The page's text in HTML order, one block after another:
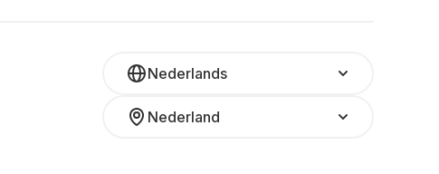
Nederlands
Nederland